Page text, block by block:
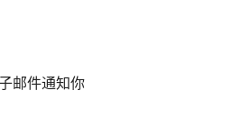
邮件通知你